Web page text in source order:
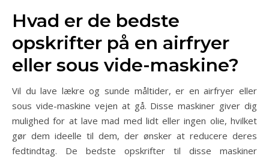
Hvad er de bedste
opskrifter på en airfryer
eller sous vide-maskine?
Vil du lave lækre og sunde måltider, er en airfryer eller
sous vide-maskine vejen at gå. Disse maskiner giver dig
mulighed for at lave mad med lidt eller ingen olie, hvilket
gør dem ideelle til dem, der ønsker at reducere deres
fedtindtag. De bedste opskrifter til disse maskiner